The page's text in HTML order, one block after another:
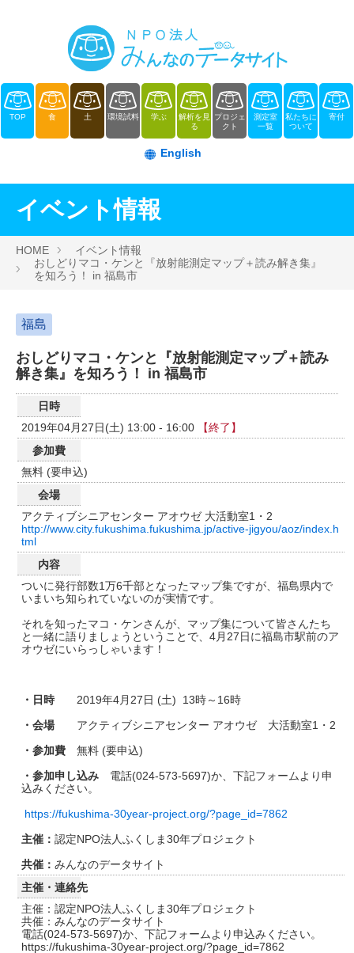
TOP 食 土 環境試料 学ぶ
解析を見
る
プロジェ
クト
測定室
一覧
私たちに
ついて
寄付
English
イベント情報
HOME
イベント情報
おしどりマコ・ケンと『放射能測定マップ＋読み解き集』
を知ろう！ in 福島市
福島
おしどりマコ・ケンと『放射能測定マップ＋読み
解き集』を知ろう！ in 福島市
日時
2019年04月27日(土) 13:00 - 16:00
【終了】
参加費
無料 (要申込)
会場
アクティブシニアセンター アオウゼ 大活動室1・2
http://www.city.fukushima.fukushima.jp/active-jigyou/aoz/index.h
tml
内容
ついに発行部数1万6千部となったマップ集ですが、福島県内で
いまいち知られていないのが実情です。
それを知ったマコ・ケンさんが、マップ集について皆さんたち
と一緒に語りましょうということで、4月27日に福島市駅前のア
オウゼにいらっしゃいます！
・日時
2019年4月27日 (土) 13時～16時
・会場
アクティブシニアセンター アオウゼ 大活動室1・2
・参加費 無料 (要申込)
・参加申し込み 電話(024-573-5697)か、下記フォームより申
込みください。
https://fukushima-30year-project.org/?page_id=7862
主催： 認定NPO法人ふくしま30年プロジェクト
共催： みんなのデータサイト
主催・連絡先
主催：認定NPO法人ふくしま30年プロジェクト
共催：みんなのデータサイト
電話(024-573-5697)か、下記フォームより申込みください。
https://fukushima-30year-project.org/?page_id=7862